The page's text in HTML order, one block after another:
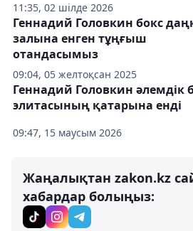
11:35, 02 шілде 2026
09:04, 05 желтоқсан 2025
Геннадий Головкин бокс
залына енген тұңғыш
отандасымыз
09:47, 15 маусым 2026
Геннадий Головкин әлемдік
элитасының қатарына енді
Жаңалықтан zakon.kz
хабардар болыңыз: